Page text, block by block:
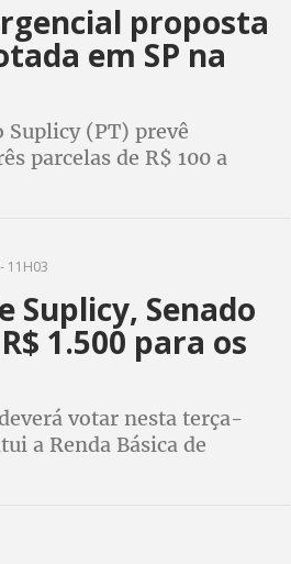
proposta
em SP na
Suplicy (PT) prevê
parcelas de R$ 100 a
11H03
Suplicy, Senado
1.500 para os
votar nesta terça-
a Renda Básica de